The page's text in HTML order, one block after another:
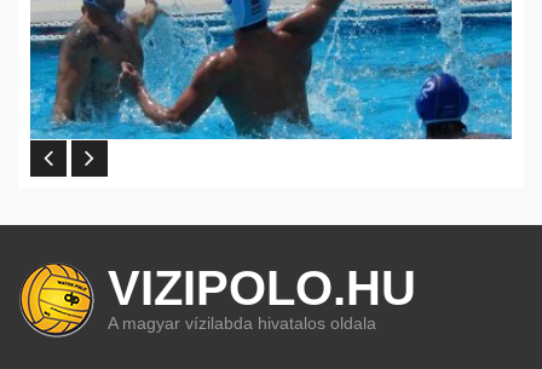
VIZIPOLO.HU
A magyar vízilabda hivatalos oldala